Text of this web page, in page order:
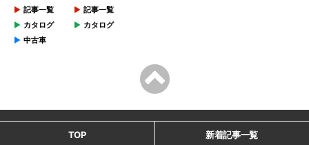
記事一覧
カタログ
中古車
記事一覧
カタログ
TOP 新着記事一覧